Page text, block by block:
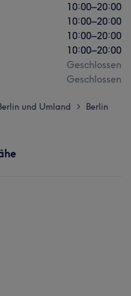
10:00–20:00
10:00–20:00
10:00–20:00
10:00–20:00
Geschlossen
Geschlossen
und Umland > Berlin